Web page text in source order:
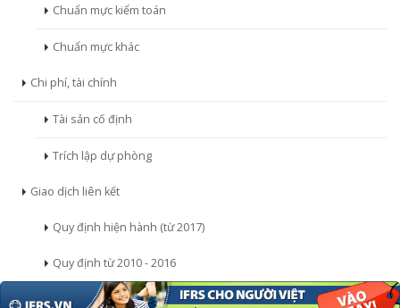
Chuẩn mực kiểm toán
Chuẩn mực khác
Chi phí, tài chính
Tài sản cố định
Trích lập dự phòng
Giao dịch liên kết
Quy định hiện hành (từ 2017)
Quy định từ 2010 - 2016